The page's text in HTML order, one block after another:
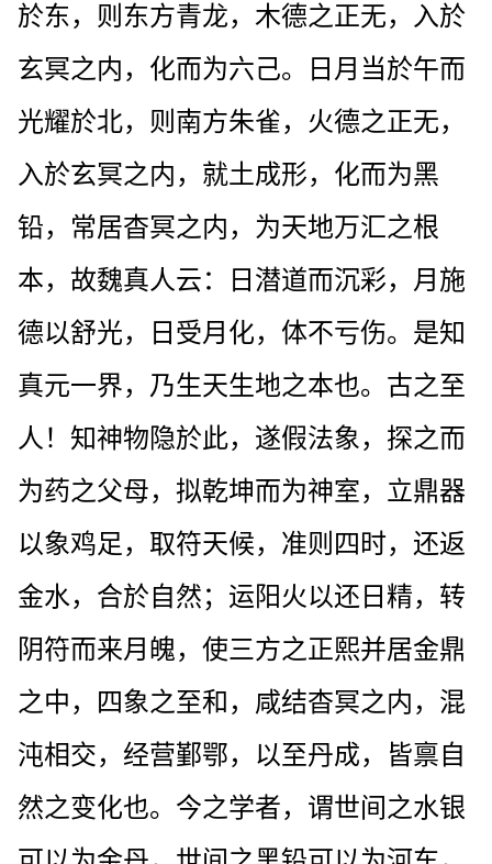
於东，则东方青龙，木德之正无，入於
玄冥之内，化而为六己。日月当於午而
光耀於北，则南方朱雀，火德之正无，
入於玄冥之内，就土成形，化而为黑
铅，常居杳冥之内，为天地万汇之根
本，故魏真人云：日潜道而沉彩，月施
德以舒光，日受月化，体不亏伤。是知
真元一界，乃生天生地之本也。古之至
人！知神物隐於此，遂假法象，探之而
为药之父母，拟乾坤而为神室，立鼎器
以象鸡足，取符天候，准则四时，还返
金水，合於自然；运阳火以还日精，转
阴符而来月魄，使三方之正熙并居金鼎
之中，四象之至和，咸结杳冥之内，混
沌相交，经营鄞鄂，以至丹成，皆禀自
然之变化也。今之学者，谓世间之水银